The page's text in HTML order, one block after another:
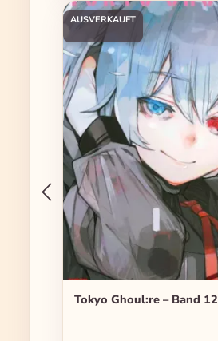
AUSVERKAUFT
Tokyo Ghoul:re – Band 12